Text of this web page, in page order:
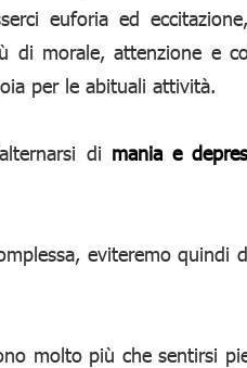
euforia ed
morale, attenzione e
per le abituali attività.
di mania e
eviteremo quindi
molto più che sentirsi